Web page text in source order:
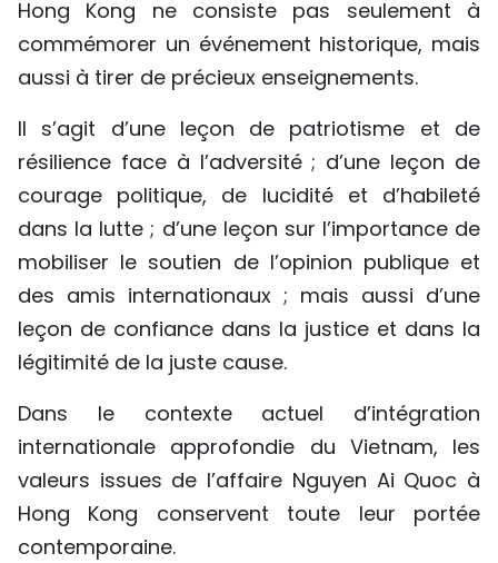
Hong Kong ne consiste pas seulement à
commémorer un événement historique, mais
aussi à tirer de précieux enseignements.
Il s’agit d’une leçon de patriotisme et de
résilience face à l’adversité ; d’une leçon de
courage politique, de lucidité et d’habileté
dans la lutte ; d’une leçon sur l’importance de
mobiliser le soutien de l’opinion publique et
des amis internationaux ; mais aussi d’une
leçon de confiance dans la justice et dans la
légitimité de la juste cause.
Dans le contexte actuel d’intégration
internationale approfondie du Vietnam, les
valeurs issues de l’affaire Nguyen Ai Quoc à
Hong Kong conservent toute leur portée
contemporaine.